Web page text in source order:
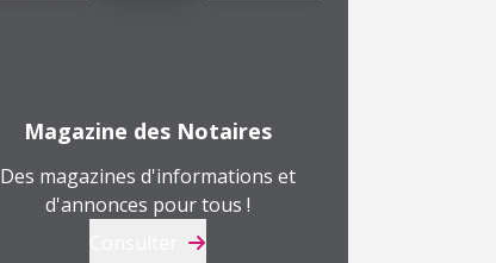
Magazine des Notaires
Des magazines d'informations et
d'annonces pour tous !